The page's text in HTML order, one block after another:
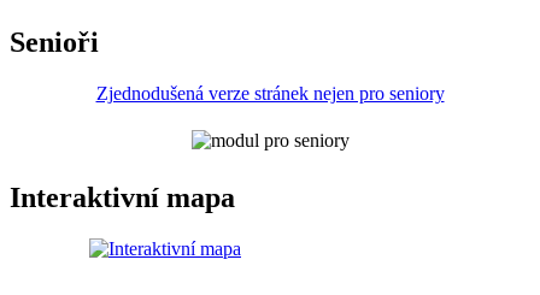
Senioři
Zjednodušená verze stránek nejen pro seniory
Interaktivní mapa